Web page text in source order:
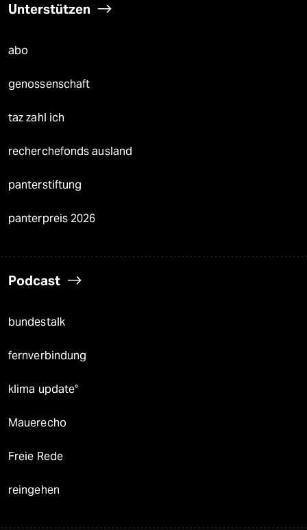
Unterstützen
abo
genossenschaft
taz zahl ich
recherchefonds ausland
panterstiftung
panterpreis 2026
Podcast
bundestalk
fernverbindung
klima update°
Mauerecho
Freie Rede
reingehen